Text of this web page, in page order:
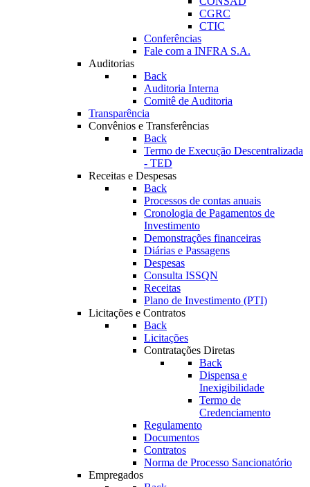
CGRC
CTIC
Conferências
Fale com a INFRA S.A.
Auditorias
Back
Auditoria Interna
Comitê de Auditoria
Transparência
Convênios e Transferências
Back
Termo de Execução Descentralizada
- TED
Receitas e Despesas
Back
Processos de contas anuais
Cronologia de Pagamentos de
Investimento
Demonstrações financeiras
Diárias e Passagens
Despesas
Consulta ISSQN
Receitas
Plano de Investimento (PTI)
Licitações e Contratos
Back
Licitações
Contratações Diretas
Back
Dispensa e
Inexigibilidade
Termo de
Credenciamento
Regulamento
Documentos
Contratos
Norma de Processo Sancionatório
Empregados